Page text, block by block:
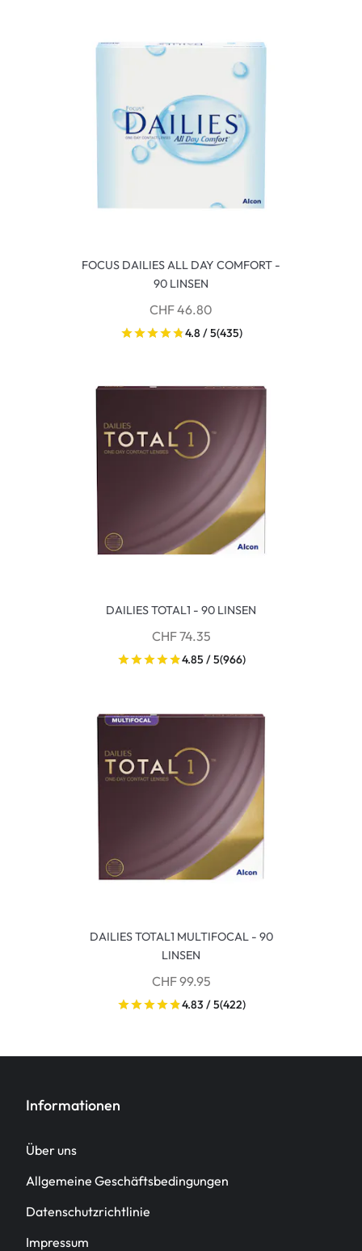
FOCUS DAILIES ALL DAY COMFORT -
90 LINSEN
CHF 46.80
4.8 / 5(435)
DAILIES TOTAL1 - 90 LINSEN
CHF 74.35
4.85 / 5(966)
DAILIES TOTAL1 MULTIFOCAL - 90
LINSEN
CHF 99.95
4.83 / 5(422)
Informationen
Über uns
Allgemeine Geschäftsbedingungen
Datenschutzrichtlinie
Impressum